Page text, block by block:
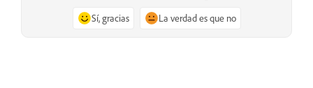
Sí, gracias La verdad es que no